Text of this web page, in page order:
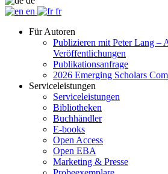
en
fr
Für Autoren
Publizieren mit Peter Lang –
Veröffentlichungen
Publikationsanfrage
2026 Emerging Scholars
Serviceleistungen
Serviceleistungen
Bibliotheken
Buchhändler
E-books
Open Access
Open EBA
Marketing & Presse